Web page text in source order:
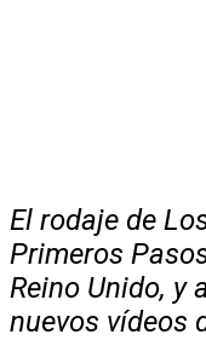
El rodaje de
Primeros
Reino Unido, y
nuevos vídeos